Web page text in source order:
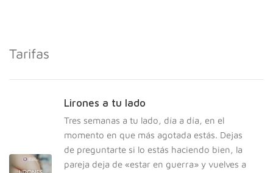
Tarifas
Lirones a tu lado
Tres semanas a tu lado, día a día, en el
momento en que más agotada estás. Dejas
de preguntarte si lo estás haciendo bien, la
pareja deja de «estar en guerra» y vuelves a